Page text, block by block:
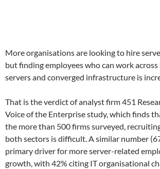
More organisations are looking to hire
but finding employees who can work
servers and converged infrastructure is
That is the verdict of analyst firm 451
Voice of the Enterprise study, which finds
the more than 500 firms surveyed,
both sectors is difficult. A similar number
primary driver for more server-related
growth, with 42% citing IT organisational